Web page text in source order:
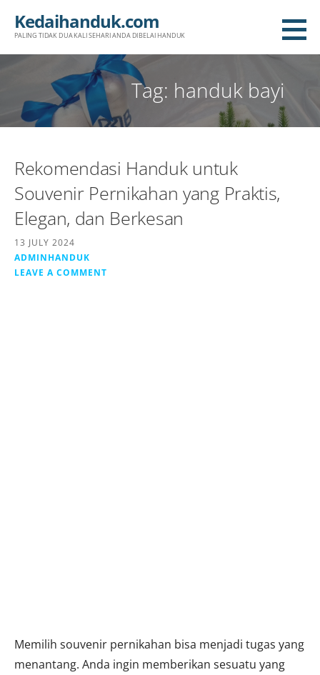
Kedaihanduk.com
PALING TIDAK DUA KALI SEHARI ANDA DIBELAI HANDUK
Tag: handuk bayi
Rekomendasi Handuk untuk
Souvenir Pernikahan yang Praktis,
Elegan, dan Berkesan
13 JULY 2024
ADMINHANDUK
LEAVE A COMMENT
Memilih souvenir pernikahan bisa menjadi tugas yang
menantang. Anda ingin memberikan sesuatu yang